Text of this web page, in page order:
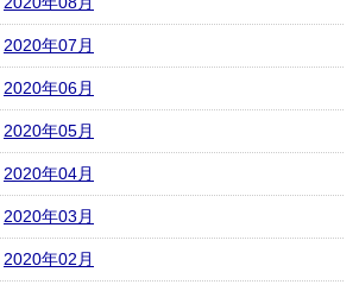
2020年07月
2020年06月
2020年05月
2020年04月
2020年03月
2020年02月